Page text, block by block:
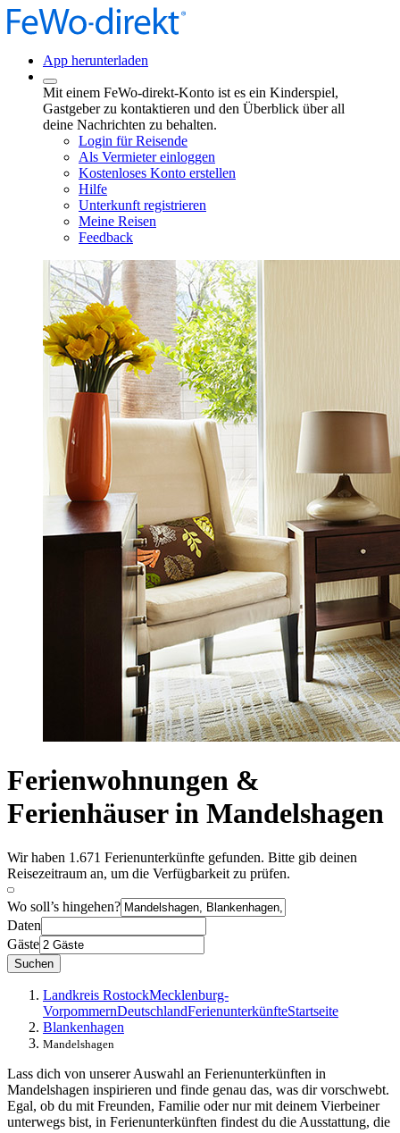
App herunterladen
Mit einem FeWo-direkt-Konto ist es ein Kinderspiel,
Gastgeber zu kontaktieren und den Überblick über all
deine Nachrichten zu behalten.
Login für Reisende
Als Vermieter einloggen
Kostenloses Konto erstellen
Hilfe
Unterkunft registrieren
Meine Reisen
Feedback
Ferienwohnungen &
Ferienhäuser in Mandelshagen
Wir haben 1.671 Ferienunterkünfte gefunden. Bitte gib deinen
Reisezeitraum an, um die Verfügbarkeit zu prüfen.
Wo soll’s hingehen?
Daten
Gäste
Suchen
Landkreis RostockMecklenburg-
VorpommernDeutschlandFerienunterkünfteStartseite
Blankenhagen
Mandelshagen
Lass dich von unserer Auswahl an Ferienunterkünften in
Mandelshagen inspirieren und finde genau das, was dir vorschwebt.
Egal, ob du mit Freunden, Familie oder nur mit deinem Vierbeiner
unterwegs bist, in Ferienunterkünften findest du die Ausstattung, die